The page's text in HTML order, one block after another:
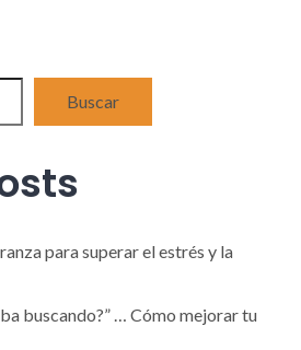
Buscar
para superar el estrés y la
buscando?” … Cómo mejorar tu